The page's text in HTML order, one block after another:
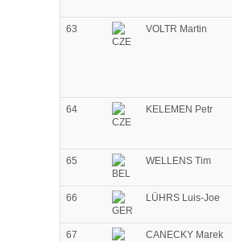
63
VOLTR Martin
64 KELEMEN Petr
65 WELLENS Tim
66 LÜHRS Luis-Joe
67 CANECKY Marek